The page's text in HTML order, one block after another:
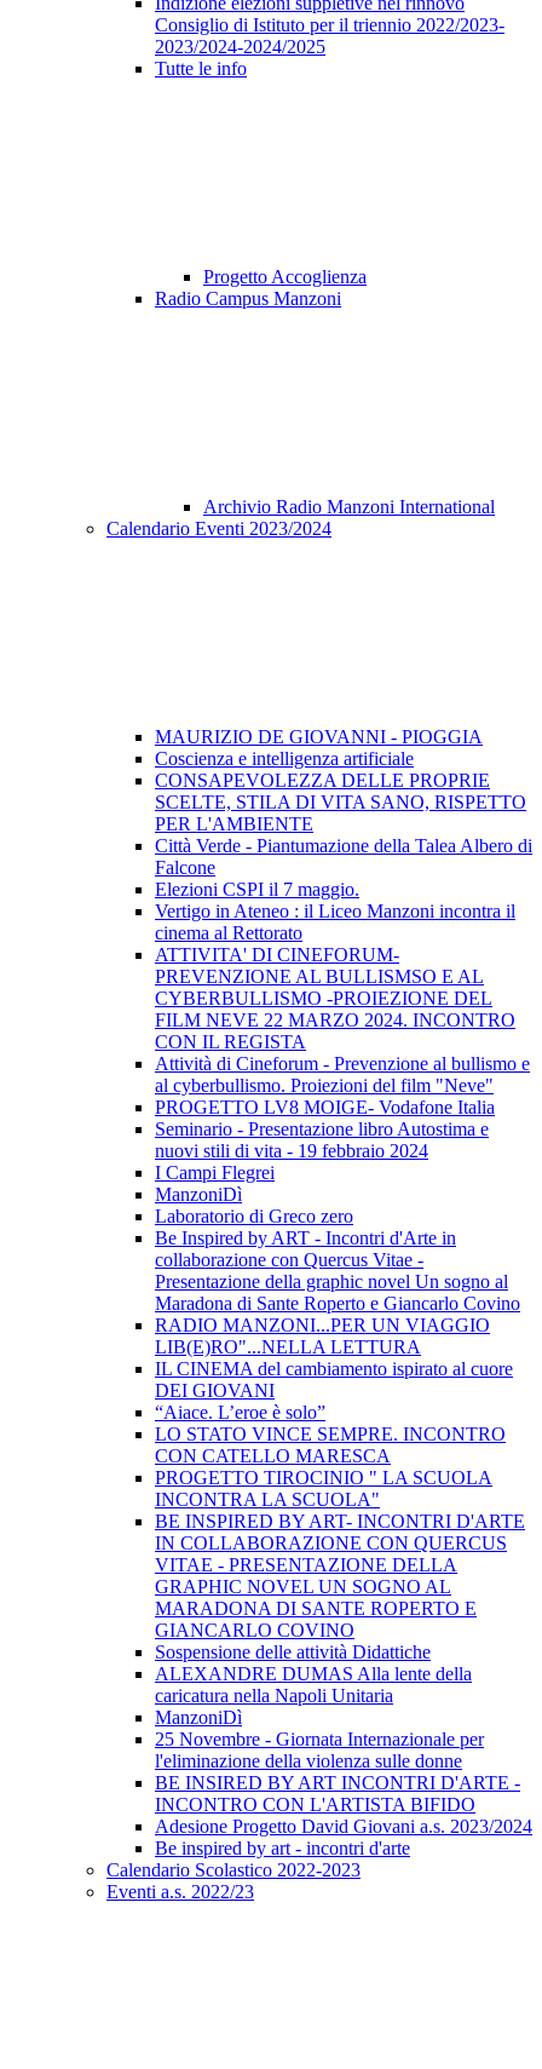
Consiglio di Istituto per il triennio 2022/2023-
2023/2024-2024/2025
Tutte le info
Progetto Accoglienza
Radio Campus Manzoni
Archivio Radio Manzoni International
Calendario Eventi 2023/2024
MAURIZIO DE GIOVANNI - PIOGGIA
Coscienza e intelligenza artificiale
CONSAPEVOLEZZA DELLE PROPRIE
SCELTE, STILA DI VITA SANO, RISPETTO
PER L'AMBIENTE
Città Verde - Piantumazione della Talea Albero di
Falcone
Elezioni CSPI il 7 maggio.
Vertigo in Ateneo : il Liceo Manzoni incontra il
cinema al Rettorato
ATTIVITA' DI CINEFORUM-
PREVENZIONE AL BULLISMSO E AL
CYBERBULLISMO -PROIEZIONE DEL
FILM NEVE 22 MARZO 2024. INCONTRO
CON IL REGISTA
Attività di Cineforum - Prevenzione al bullismo e
al cyberbullismo. Proiezioni del film "Neve"
PROGETTO LV8 MOIGE- Vodafone Italia
Seminario - Presentazione libro Autostima e
nuovi stili di vita - 19 febbraio 2024
I Campi Flegrei
ManzoniDì
Laboratorio di Greco zero
Be Inspired by ART - Incontri d'Arte in
collaborazione con Quercus Vitae -
Presentazione della graphic novel Un sogno al
Maradona di Sante Roperto e Giancarlo Covino
RADIO MANZONI...PER UN VIAGGIO
LIB(E)RO"...NELLA LETTURA
IL CINEMA del cambiamento ispirato al cuore
DEI GIOVANI
“Aiace. L’eroe è solo”
LO STATO VINCE SEMPRE. INCONTRO
CON CATELLO MARESCA
PROGETTO TIROCINIO " LA SCUOLA
INCONTRA LA SCUOLA"
BE INSPIRED BY ART- INCONTRI D'ARTE
IN COLLABORAZIONE CON QUERCUS
VITAE - PRESENTAZIONE DELLA
GRAPHIC NOVEL UN SOGNO AL
MARADONA DI SANTE ROPERTO E
GIANCARLO COVINO
Sospensione delle attività Didattiche
ALEXANDRE DUMAS Alla lente della
caricatura nella Napoli Unitaria
ManzoniDì
25 Novembre - Giornata Internazionale per
l'eliminazione della violenza sulle donne
BE INSIRED BY ART INCONTRI D'ARTE -
INCONTRO CON L'ARTISTA BIFIDO
Adesione Progetto David Giovani a.s. 2023/2024
Be inspired by art - incontri d'arte
Calendario Scolastico 2022-2023
Eventi a.s. 2022/23